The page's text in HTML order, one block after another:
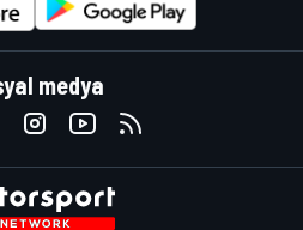
medya